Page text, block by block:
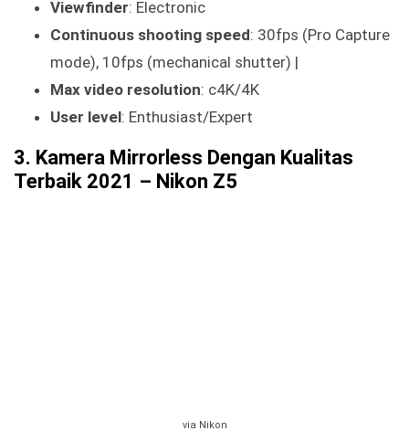
Viewfinder: Electronic
Continuous shooting speed: 30fps (Pro Capture
mode), 10fps (mechanical shutter) |
Max video resolution: c4K/4K
User level: Enthusiast/Expert
3. Kamera Mirrorless Dengan Kualitas
Terbaik 2021 – Nikon Z5
via Nikon